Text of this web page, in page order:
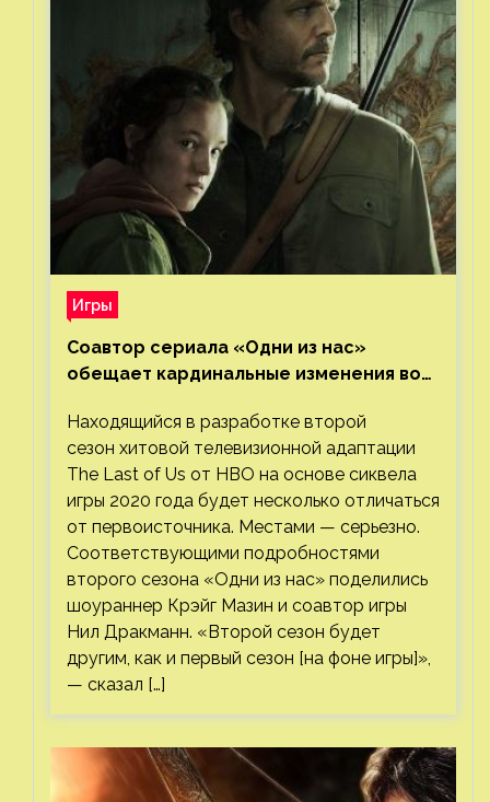
Игры
Соавтор сериала «Одни из нас»
обещает кардинальные изменения во
Находящийся в разработке второй
сезон хитовой телевизионной адаптации
The Last of Us от HBO на основе сиквела
игры 2020 года будет несколько отличаться
от первоисточника. Местами — серьезно.
Соответствующими подробностями
второго сезона «Одни из нас» поделились
шоураннер Крэйг Мазин и соавтор игры
Нил Дракманн. «Второй сезон будет
другим, как и первый сезон [на фоне игры]»,
— сказал […]